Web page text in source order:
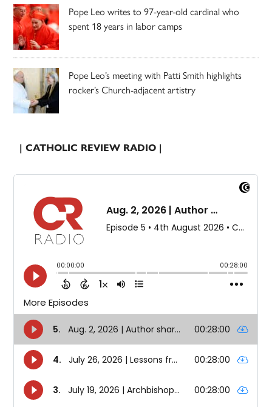
Pope Leo writes to 97-year-old cardinal who
spent 18 years in labor camps
Pope Leo’s meeting with Patti Smith highlights
rocker’s Church-adjacent artistry
| CATHOLIC REVIEW RADIO |